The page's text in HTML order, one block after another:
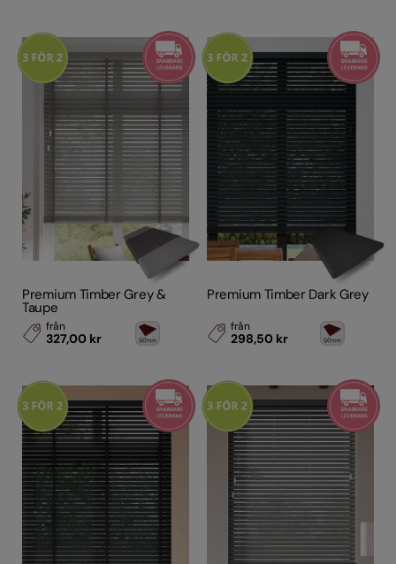
Premium Timber Grey &
Taupe
från
327,00 kr
Premium Timber Dark Grey
från
298,50 kr